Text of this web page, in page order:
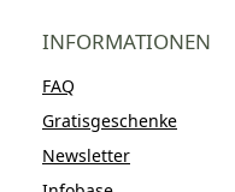
INFORMATIONEN
FAQ
Gratisgeschenke
Newsletter